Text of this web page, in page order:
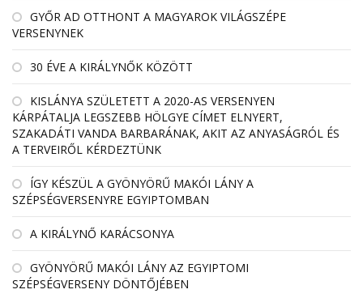
GYŐR AD OTTHONT A MAGYAROK VILÁGSZÉPE
VERSENYNEK
30 ÉVE A KIRÁLYNŐK KÖZÖTT
KISLÁNYA SZÜLETETT A 2020-AS VERSENYEN
KÁRPÁTALJA LEGSZEBB HÖLGYE CÍMET ELNYERT,
SZAKADÁTI VANDA BARBARÁNAK, AKIT AZ ANYASÁGRÓL ÉS
A TERVEIRŐL KÉRDEZTÜNK
ÍGY KÉSZÜL A GYÖNYÖRŰ MAKÓI LÁNY A
SZÉPSÉGVERSENYRE EGYIPTOMBAN
A KIRÁLYNŐ KARÁCSONYA
GYÖNYÖRŰ MAKÓI LÁNY AZ EGYIPTOMI
SZÉPSÉGVERSENY DÖNTŐJÉBEN